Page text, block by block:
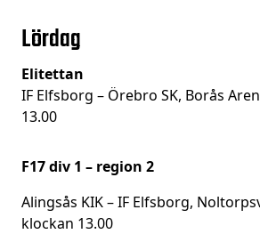
Lördag
Elitettan
IF Elfsborg – Örebro SK, Borås
13.00
F17 div 1 – region 2
Alingsås KIK – IF Elfsborg,
klockan 13.00